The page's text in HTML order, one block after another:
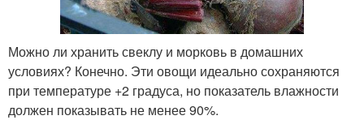
Можно ли хранить свеклу и морковь в домашних
условиях? Конечно. Эти овощи идеально сохраняются
при температуре +2 градуса, но показатель влажности
должен показывать не менее 90%.